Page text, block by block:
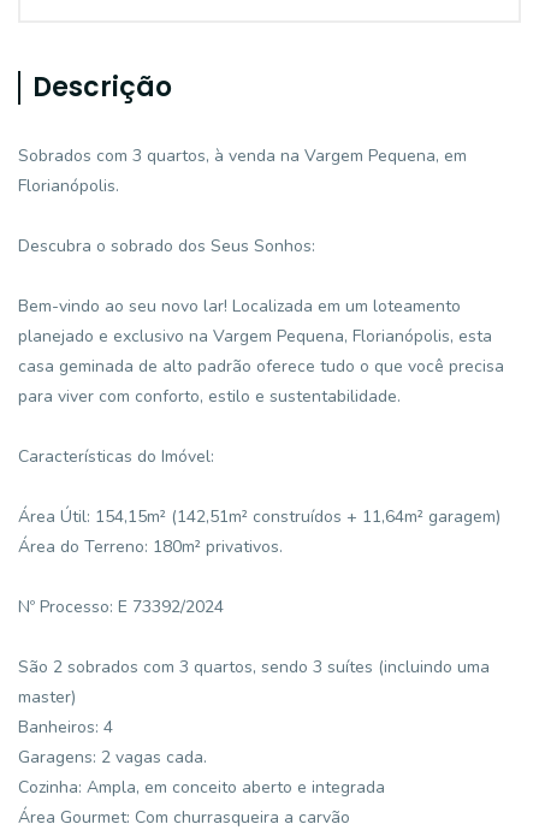
Descrição
Sobrados com 3 quartos, à venda na Vargem Pequena, em
Florianópolis.
Descubra o sobrado dos Seus Sonhos:
Bem-vindo ao seu novo lar! Localizada em um loteamento
planejado e exclusivo na Vargem Pequena, Florianópolis, esta
casa geminada de alto padrão oferece tudo o que você precisa
para viver com conforto, estilo e sustentabilidade.
Características do Imóvel:
Área Útil: 154,15m² (142,51m² construídos + 11,64m² garagem)
Área do Terreno: 180m² privativos.
Nº Processo: E 73392/2024
São 2 sobrados com 3 quartos, sendo 3 suítes (incluindo uma
master)
Banheiros: 4
Garagens: 2 vagas cada.
Cozinha: Ampla, em conceito aberto e integrada
Área Gourmet: Com churrasqueira a carvão